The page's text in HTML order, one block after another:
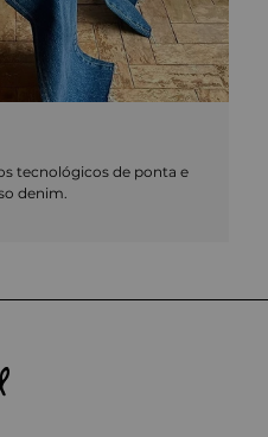
tecnológicos de ponta e
denim.